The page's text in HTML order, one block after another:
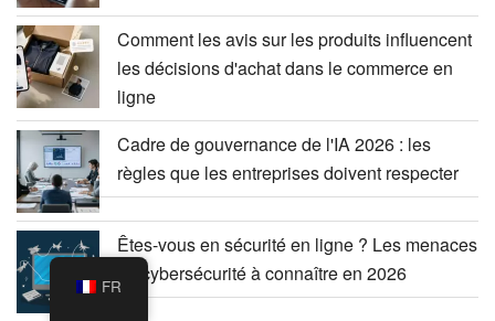
Comment les avis sur les produits influencent
les décisions d'achat dans le commerce en
ligne
Cadre de gouvernance de l'IA 2026 : les
règles que les entreprises doivent respecter
Êtes-vous en sécurité en ligne ? Les menaces
de cybersécurité à connaître en 2026
FR